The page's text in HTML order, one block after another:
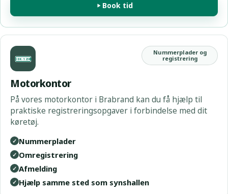
Book tid
DK · 12345
Nummerplader og
registrering
Motorkontor
På vores motorkontor i Brabrand kan du få hjælp til
praktiske registreringsopgaver i forbindelse med dit
køretøj.
✓ Nummerplader
✓ Omregistrering
✓ Afmelding
✓ Hjælp samme sted som synshallen